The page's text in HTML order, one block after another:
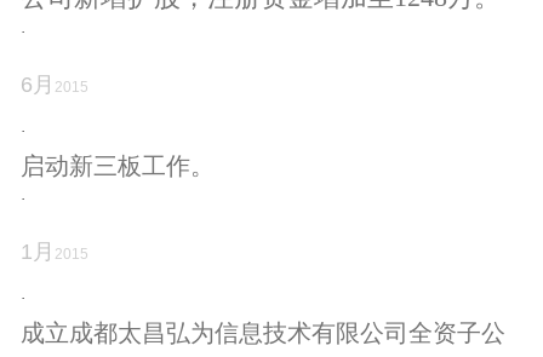
·
6 月 2015
·
启动新三板工作。
·
1 月 2015
·
成立成都太昌弘为信息技术有限公司全资子公